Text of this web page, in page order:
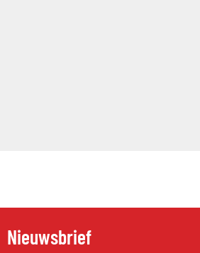
Nieuwsbrief